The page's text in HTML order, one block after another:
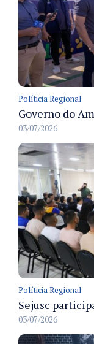
Políticia Regional
03/07/2026
Políticia Regional
03/07/2026